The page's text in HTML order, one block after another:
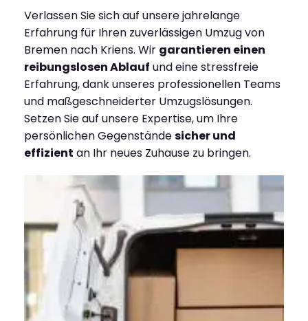
Verlassen Sie sich auf unsere jahrelange
Erfahrung für Ihren zuverlässigen Umzug von
Bremen nach Kriens. Wir garantieren einen
reibungslosen Ablauf und eine stressfreie
Erfahrung, dank unseres professionellen Teams
und maßgeschneiderter Umzugslösungen.
Setzen Sie auf unsere Expertise, um Ihre
persönlichen Gegenständesicher und
effizient an Ihr neues Zuhause zu bringen.